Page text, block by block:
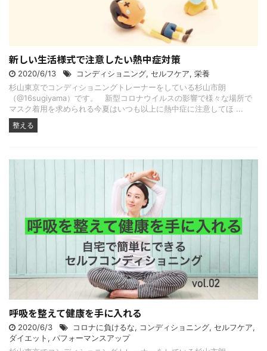
新しい生活様式で注意したい熱中症対策
2020/6/13 コンディショニング, セルフケア, 栄養
杉山東京でコンディショニングトレーナーをしている杉山市朗
（@16sugiyama）です。 新型コロナウイルスの影響で様々な場所で
マスク着用を求められる今夏はいつも以上に熱中症に注意してほ ...
整える
呼吸を整えて健康を手に入れる
2020/6/3 コロナに負けるな, コンディショニング, セルフケア,
ダイエット , パフォーマンスアップ